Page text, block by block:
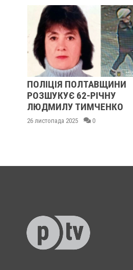
ПОЛІЦІЯ ПОЛТАВЩИНИ
РОЗШУКУЄ 62-РІЧНУ
ЛЮДМИЛУ ТИМЧЕНКО
26 листопада 2025 0